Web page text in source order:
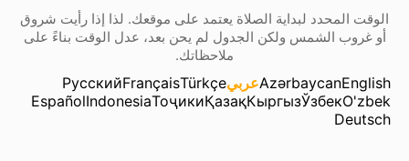
الوقت المحدد لبداية الصلاة يعتمد على موقعك. لذا إذا رأيت شروق
أو غروب الشمس ولكن الجدول لم يحن بعد، عدل الوقت بناءً على
ملاحظاتك.
English
AzərbaycanعربيTürkçe
Français
Русский
O'zbek
Ўзбек
Кыргыз
Қазақ
Тоҷики
Indonesia
Español
Deutsch